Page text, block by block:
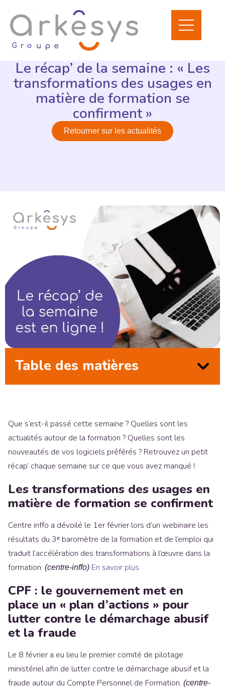
Le récap’ de la semaine : « Les
transformations des usages en
matière de formation se
confirment »
Retourner sur les actualités
Table des matières
Que s’est-il passé cette semaine ? Quelles sont les
actualités autour de la formation ? Quelles sont les
nouveautés de vos logiciels préférés ? Retrouvez un petit
récap’ chaque semaine sur ce que vous avez manqué !
Les transformations des usages en
matière de formation se confirment
Centre inffo a dévoilé le 1er février lors d’un webinaire les
résultats du 3ᵉ baromètre de la formation et de l’emploi qui
traduit l’accélération des transformations à l’œuvre dans la
formation. (centre-inffo) En savoir plus
CPF : le gouvernement met en
place un « plan d’actions » pour
lutter contre le démarchage abusif
et la fraude
Le 8 février a eu lieu le premier comité de pilotage
ministériel afin de lutter contre le démarchage abusif et la
fraude autour du Compte Personnel de Formation. (centre-